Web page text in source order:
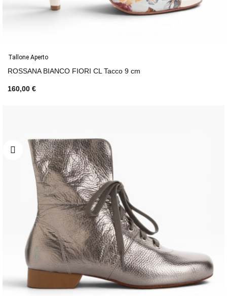
Tallone Aperto
ROSSANA BIANCO FIORI CL Tacco 9 cm
160,00 €